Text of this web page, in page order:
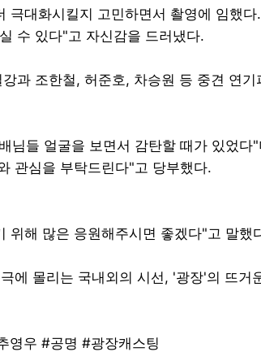
극대화시킬지 고민하면서 촬영에 임했다
수 있다"고 자신감을 드러냈다.
과 조한철, 허준호, 차승원 등 중견 연기
님들 얼굴을 보면서 감탄할 때가 있었다
관심을 부탁드린다"고 당부했다.
위해 많은 응원해주시면 좋겠다"고 말했
에 몰리는 국내외의 시선, '광장'의 뜨거
영우 #공명 #광장캐스팅